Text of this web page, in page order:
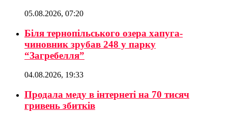
05.08.2026, 07:20
Біля тернопільського озера хапуга-
чиновник зрубав 248 у парку
“Загребелля”
04.08.2026, 19:33
Продала меду в інтернеті на 70 тисяч
гривень збитків